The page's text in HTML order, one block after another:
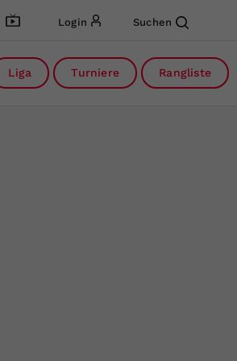
Login Suchen
Liga Turniere Rangliste